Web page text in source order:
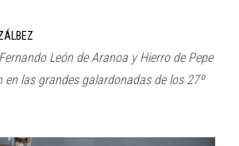
León de Aranoa y Hierro de Pepe
en las grandes galardonadas de los 27º